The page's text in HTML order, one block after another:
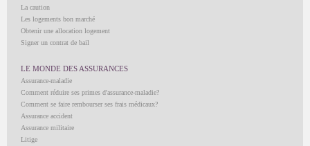
La caution
Les logements bon marché
Obtenir une allocation logement
Signer un contrat de bail
LE MONDE DES ASSURANCES
Assurance-maladie
Comment réduire ses primes d'assurance-maladie?
Comment se faire rembourser ses frais médicaux?
Assurance accident
Assurance militaire
Litige